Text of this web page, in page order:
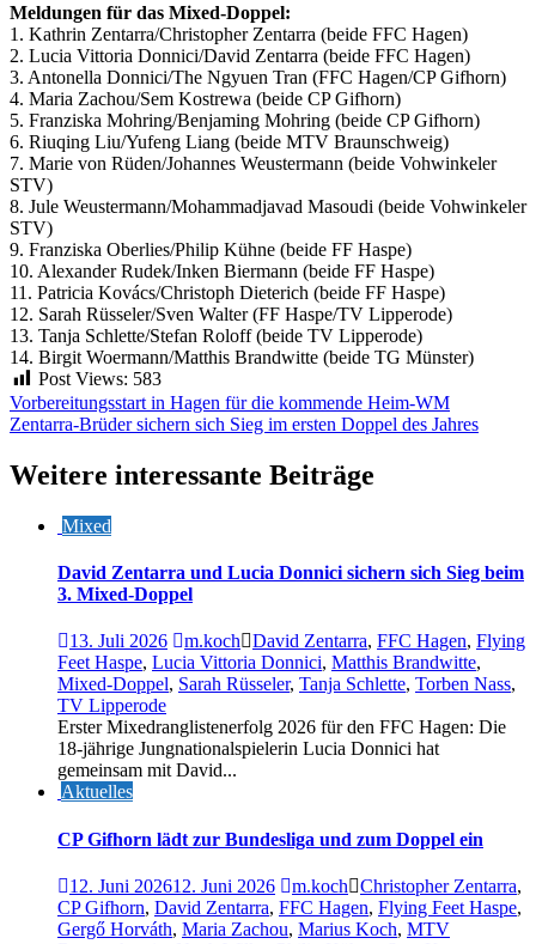
Meldungen für das Mixed-Doppel:
1. Kathrin Zentarra/Christopher Zentarra (beide FFC Hagen)
2. Lucia Vittoria Donnici/David Zentarra (beide FFC Hagen)
3. Antonella Donnici/The Ngyuen Tran (FFC Hagen/CP Gifhorn)
4. Maria Zachou/Sem Kostrewa (beide CP Gifhorn)
5. Franziska Mohring/Benjaming Mohring (beide CP Gifhorn)
6. Riuqing Liu/Yufeng Liang (beide MTV Braunschweig)
7. Marie von Rüden/Johannes Weustermann (beide Vohwinkeler
STV)
8. Jule Weustermann/Mohammadjavad Masoudi (beide Vohwinkeler
STV)
9. Franziska Oberlies/Philip Kühne (beide FF Haspe)
10. Alexander Rudek/Inken Biermann (beide FF Haspe)
11. Patricia Kovács/Christoph Dieterich (beide FF Haspe)
12. Sarah Rüsseler/Sven Walter (FF Haspe/TV Lipperode)
13. Tanja Schlette/Stefan Roloff (beide TV Lipperode)
14. Birgit Woermann/Matthis Brandwitte (beide TG Münster)
Post Views: 583
Beitragsnavigation
Vorbereitungsstart in Hagen für die kommende Heim-WM
Zentarra-Brüder sichern sich Sieg im ersten Doppel des Jahres
Weitere interessante Beiträge
Mixed
David Zentarra und Lucia Donnici sichern sich Sieg beim
3. Mixed-Doppel
13. Juli 2026 m.koch David Zentarra, FFC Hagen, Flying
Feet Haspe, Lucia Vittoria Donnici, Matthis Brandwitte,
Mixed-Doppel, Sarah Rüsseler, Tanja Schlette, Torben Nass,
TV Lipperode
Erster Mixedranglistenerfolg 2026 für den FFC Hagen: Die
18-jährige Jungnationalspielerin Lucia Donnici hat
gemeinsam mit David...
Aktuelles
CP Gifhorn lädt zur Bundesliga und zum Doppel ein
12. Juni 202612. Juni 2026 m.koch Christopher Zentarra,
CP Gifhorn, David Zentarra, FFC Hagen, Flying Feet Haspe,
Gergő Horváth, Maria Zachou, Marius Koch, MTV